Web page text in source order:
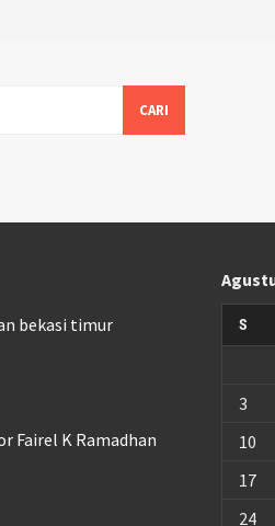
bekasi timur
Fairel K Ramadhan
S
3
10
17
24